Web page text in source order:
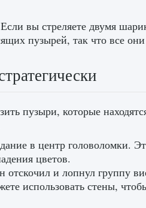
вы стреляете двумя
пузырей, так что все
пузыри, которые
в центр головоломки.
цветов.
отскочил и лопнул группу
использовать стены,